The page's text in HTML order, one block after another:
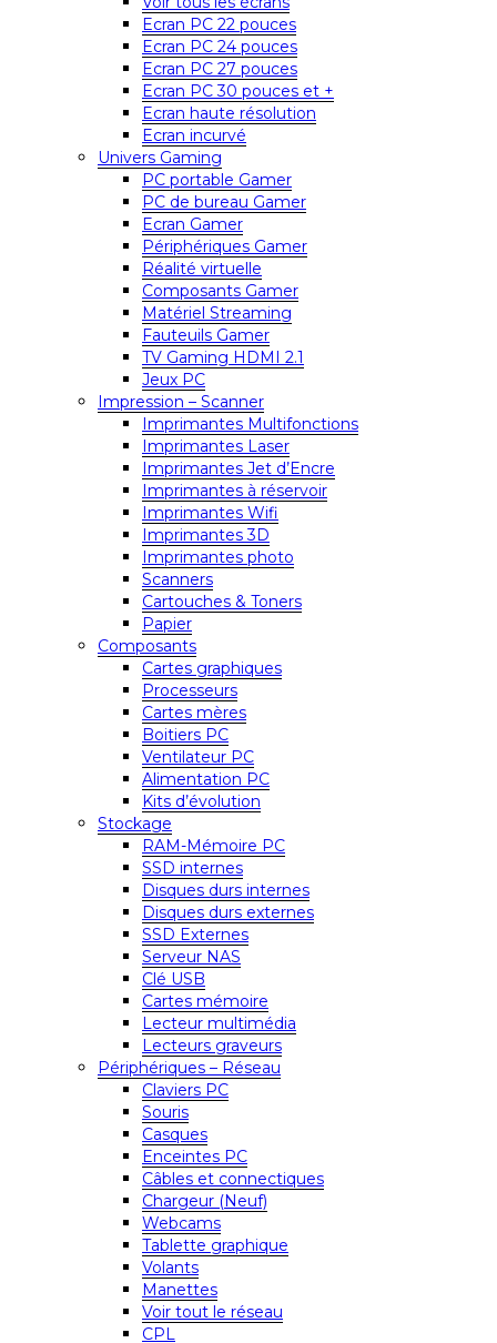
Ecran PC 22 pouces
Ecran PC 24 pouces
Ecran PC 27 pouces
Ecran PC 30 pouces et +
Ecran haute résolution
Ecran incurvé
Univers Gaming
PC portable Gamer
PC de bureau Gamer
Ecran Gamer
Périphériques Gamer
Réalité virtuelle
Composants Gamer
Matériel Streaming
Fauteuils Gamer
TV Gaming HDMI 2.1
Jeux PC
Impression – Scanner
Imprimantes Multifonctions
Imprimantes Laser
Imprimantes Jet d’Encre
Imprimantes à réservoir
Imprimantes Wifi
Imprimantes 3D
Imprimantes photo
Scanners
Cartouches & Toners
Papier
Composants
Cartes graphiques
Processeurs
Cartes mères
Boitiers PC
Ventilateur PC
Alimentation PC
Kits d’évolution
Stockage
RAM-Mémoire PC
SSD internes
Disques durs internes
Disques durs externes
SSD Externes
Serveur NAS
Clé USB
Cartes mémoire
Lecteur multimédia
Lecteurs graveurs
Périphériques – Réseau
Claviers PC
Souris
Casques
Enceintes PC
Câbles et connectiques
Chargeur (Neuf)
Webcams
Tablette graphique
Volants
Manettes
Voir tout le réseau
CPL